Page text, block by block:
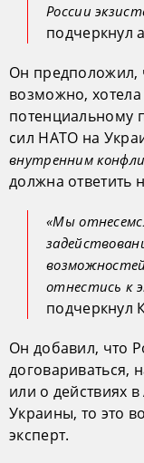
России
подчеркнул
Он предположил,
возможно, хотела
потенциальному
сил НАТО на
внутренним
должна ответить
«Мы
отнестись к
подчеркнул
Он добавил, что
договариваться,
или о действиях
Украины, то это
эксперт.